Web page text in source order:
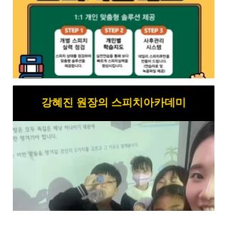
강혜진 원장의 스피치아카데미